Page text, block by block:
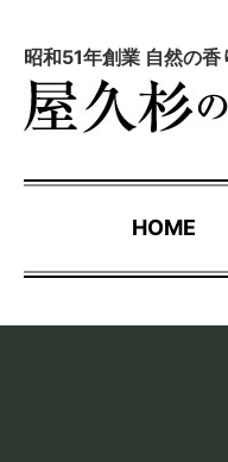
昭和51年創業 自然の
HOME